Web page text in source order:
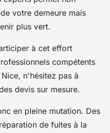
votre demeure mais
plus vert.
à cet effort
compétents
n'hésitez pas à
devis sur mesure.
en pleine mutation. Des
de fuites à la